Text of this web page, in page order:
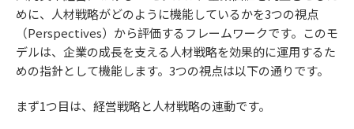
めに、人材戦略がどのように機能しているかを3つの視点
（Perspectives）から評価するフレームワークです。このモ
デルは、企業の成長を支える人材戦略を効果的に運用するた
めの指針として機能します。3つの視点は以下の通りです。
まず1つ目は、経営戦略と人材戦略の連動です。